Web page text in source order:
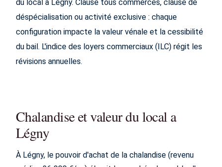
du local à Légny. Clause tous commerces, clause de
déspécialisation ou activité exclusive : chaque
configuration impacte la valeur vénale et la cessibilité
du bail. L'indice des loyers commerciaux (ILC) régit les
révisions annuelles.
Chalandise et valeur du local a
Légny
À Légny, le pouvoir d'achat de la chalandise (revenu